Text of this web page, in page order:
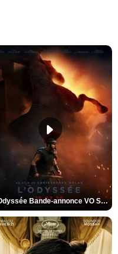
L'Odyssée Bande-annonce VO STFR